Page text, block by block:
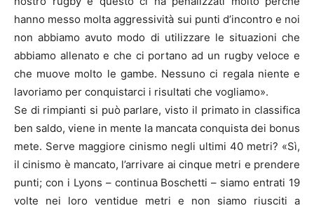
hanno messo molta aggressività sui punti d’incontro e noi
non abbiamo avuto modo di utilizzare le situazioni che
abbiamo allenato e che ci portano ad un rugby veloce e
che muove molto le gambe. Nessuno ci regala niente e
lavoriamo per conquistarci i risultati che vogliamo».
Se di rimpianti si può parlare, visto il primato in classifica
ben saldo, viene in mente la mancata conquista dei bonus
mete. Serve maggiore cinismo negli ultimi 40 metri? «Sì,
il cinismo è mancato, l’arrivare ai cinque metri e prendere
punti; con i Lyons – continua Boschetti – siamo entrati 19
volte nei loro ventidue metri e non siamo riusciti a